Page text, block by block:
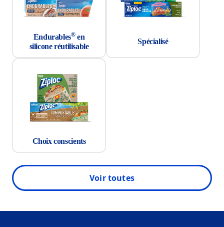
Endurables®en
silicone réutilisable
Spécialisé
Choix conscients
Voir toutes